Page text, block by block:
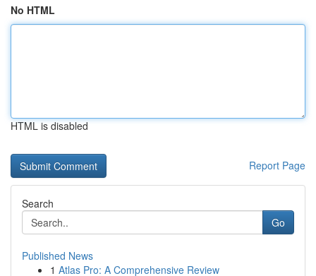
No HTML
HTML is disabled
Report Page
Search
Go
Published News
1 Atlas Pro: A Comprehensive Review